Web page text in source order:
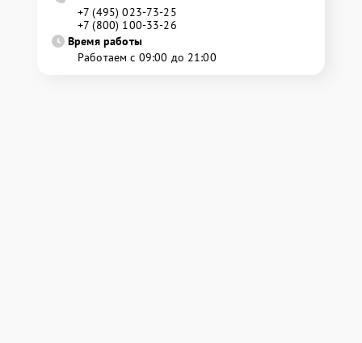
+7 (495) 023-73-25
+7 (800) 100-33-26
Время работы
Работаем с 09:00 до 21:00